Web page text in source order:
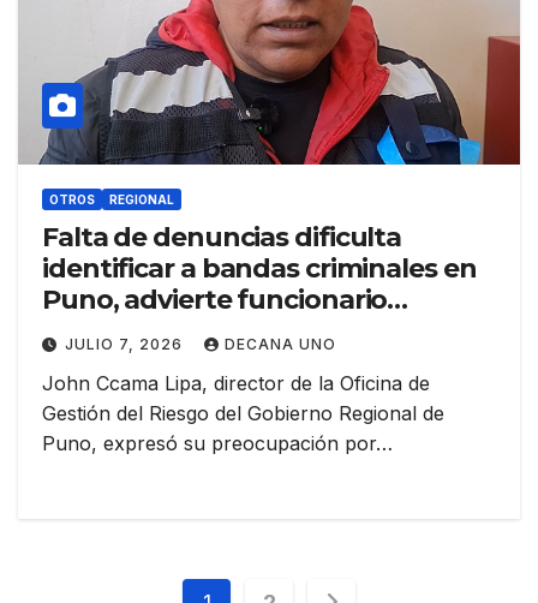
OTROS REGIONAL
Falta de denuncias dificulta
identificar a bandas criminales en
Puno, advierte funcionario
regional
JULIO 7, 2026 DECANA UNO
John Ccama Lipa, director de la Oficina de
Gestión del Riesgo del Gobierno Regional de
Puno, expresó su preocupación por…